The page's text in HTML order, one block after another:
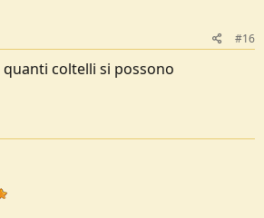
#16
quanti coltelli si possono